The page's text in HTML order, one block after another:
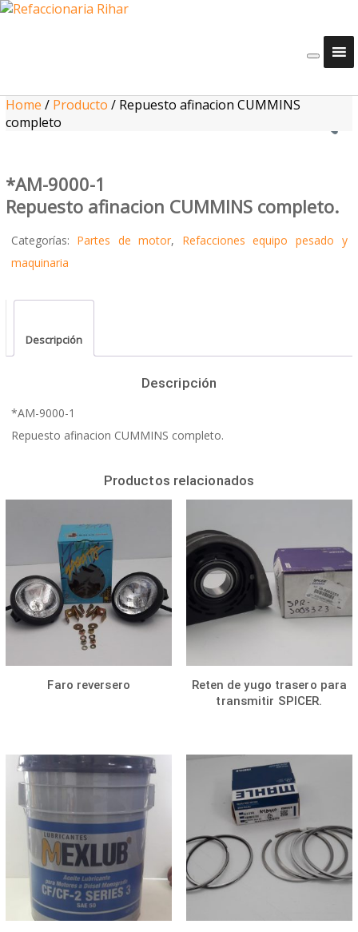
Home / Producto / Repuesto afinacion CUMMINS
completo
*AM-9000-1
Repuesto afinacion CUMMINS completo.
Categorías: Partes de motor, Refacciones equipo pesado y
maquinaria
Descripción
Descripción
*AM-9000-1
Repuesto afinacion CUMMINS completo.
Productos relacionados
Faro reversero
Reten de yugo trasero para
transmitir SPICER.